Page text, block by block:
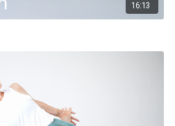
16:13